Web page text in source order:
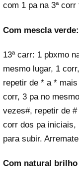
com 1 pa na 3ª
Com mescla verde:
13ª carr: 1 pbxmo
mesmo lugar, 1
repetir de * a *
corr, 3 pa no
vezes#, repetir de
corr dos pa iniciais,
para subir.
Com natural brilho